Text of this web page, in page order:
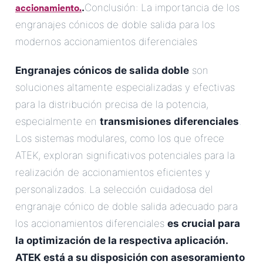
accionamiento..Conclusión: La importancia de los
engranajes cónicos de doble salida para los
modernos accionamientos diferenciales
Engranajes cónicos de salida doble son
soluciones altamente especializadas y efectivas
para la distribución precisa de la potencia,
especialmente en transmisiones diferenciales.
Los sistemas modulares, como los que ofrece
ATEK, exploran significativos potenciales para la
realización de accionamientos eficientes y
personalizados. La selección cuidadosa del
engranaje cónico de doble salida adecuado para
los accionamientos diferenciales es crucial para
la optimización de la respectiva aplicación.
ATEK está a su disposición con asesoramiento